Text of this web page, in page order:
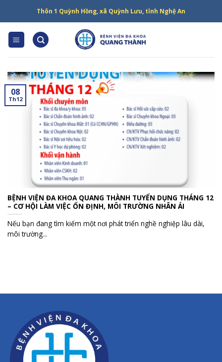
content
Thôn 1 Quỳnh Hồng, xã Quỳnh Lưu, tỉnh Nghệ An
BỆNH VIỆN ĐA KHOA QUANG THÀNH TUYỂN DỤNG THÁNG 12
– CƠ HỘI LÀM VIỆC ỔN ĐỊNH, MÔI TRƯỜNG NHÂN ÁI
Nếu bạn đang tìm kiếm một nơi phát triển nghề nghiệp lâu dài,
môi trường...
08
Th12